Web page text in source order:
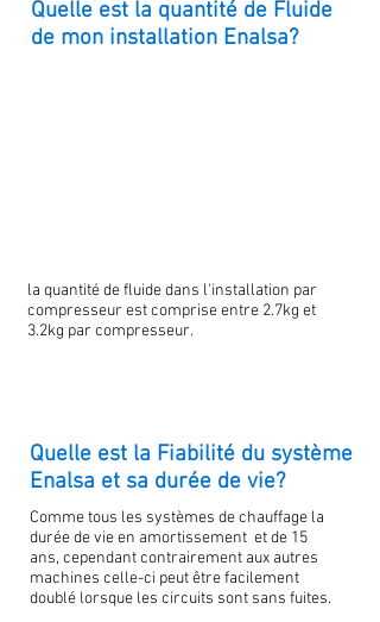
Quelle est la quantité de Fluide
de mon installation Enalsa?
la quantité de fluide dans l'installation par
compresseur est comprise entre 2.7kg et
3.2kg par compresseur.
Quelle est la Fiabilité du système
Enalsa et sa durée de vie?
Comme tous les systèmes de chauffage la
durée de vie en amortissement et de 15
ans, cependant contrairement aux autres
machines celle-ci peut être facilement
doublé lorsque les circuits sont sans fuites.